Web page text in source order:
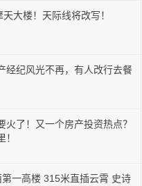
大楼！天际线将改写！
经纪风光不再，有人改行去餐
火了！又一个房产投资热点？
一高楼 315米直插云霄 史诗